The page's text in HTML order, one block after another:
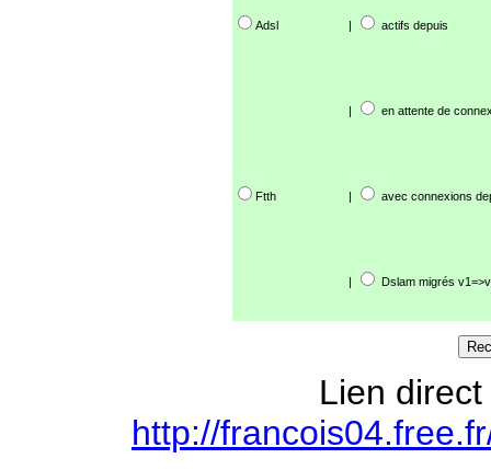
Adsl | actifs depuis
| en attente de
Ftth | avec connexions
| Dslam migrés
Lien
http://